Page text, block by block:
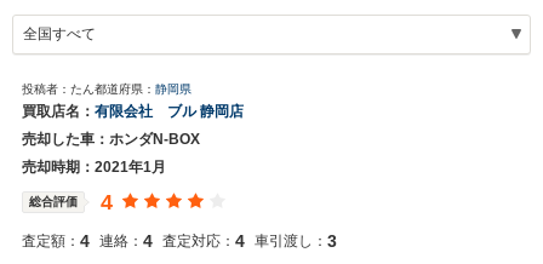
投稿者：たん都道府県： 静岡県
買取店名： 有限会社 ブル 静岡店
売却した車：ホンダN-BOX
売却時期：2021年1月
総合評価 4
査定額： 4 連絡： 4 査定対応： 4 車引渡し： 3